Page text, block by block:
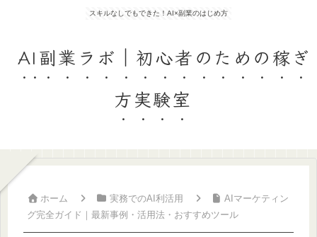
スキルなしでもできた！AI×副業のはじめ方
AI副業ラボ｜初心者のための稼ぎ
方実験室
ホーム 実務でのAI利活用
AIマーケティン
グ完全ガイド｜最新事例・活用法・おすすめツール